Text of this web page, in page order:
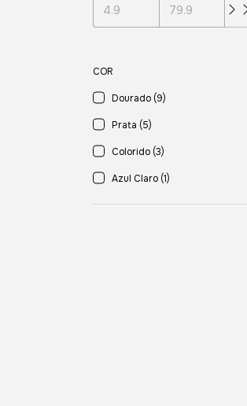
COR
Dourado (9)
Prata (5)
Colorido (3)
Azul Claro (1)